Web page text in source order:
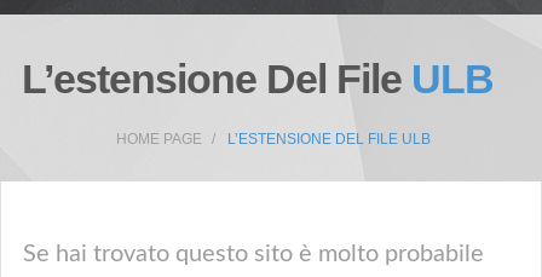
L’estensione Del File ULB
HOME PAGE L’ESTENSIONE DEL FILE ULB
Se hai trovato questo sito è molto probabile